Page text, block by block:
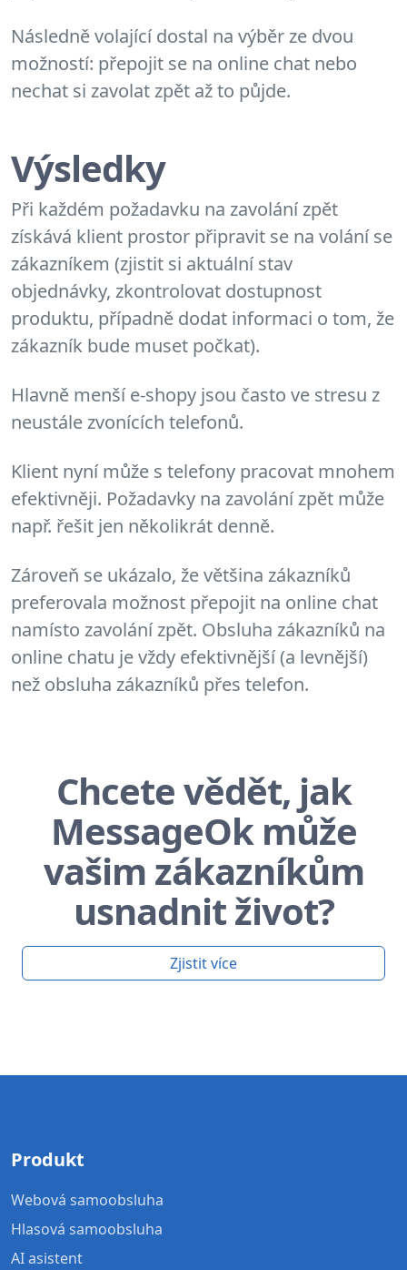
Následně volající dostal na výběr ze dvou
možností: přepojit se na online chat nebo
nechat si zavolat zpět až to půjde.
Výsledky
Při každém požadavku na zavolání zpět
získává klient prostor připravit se na volání se
zákazníkem (zjistit si aktuální stav
objednávky, zkontrolovat dostupnost
produktu, případně dodat informaci o tom, že
zákazník bude muset počkat).
Hlavně menší e-shopy jsou často ve stresu z
neustále zvonících telefonů.
Klient nyní může s telefony pracovat mnohem
efektivněji. Požadavky na zavolání zpět může
např. řešit jen několikrát denně.
Zároveň se ukázalo, že většina zákazníků
preferovala možnost přepojit na online chat
namísto zavolání zpět. Obsluha zákazníků na
online chatu je vždy efektivnější (a levnější)
než obsluha zákazníků přes telefon.
Chcete vědět, jak
MessageOk může
vašim zákazníkům
usnadnit život?
Zjistit více
Produkt
Webová samoobsluha
Hlasová samoobsluha
AI asistent